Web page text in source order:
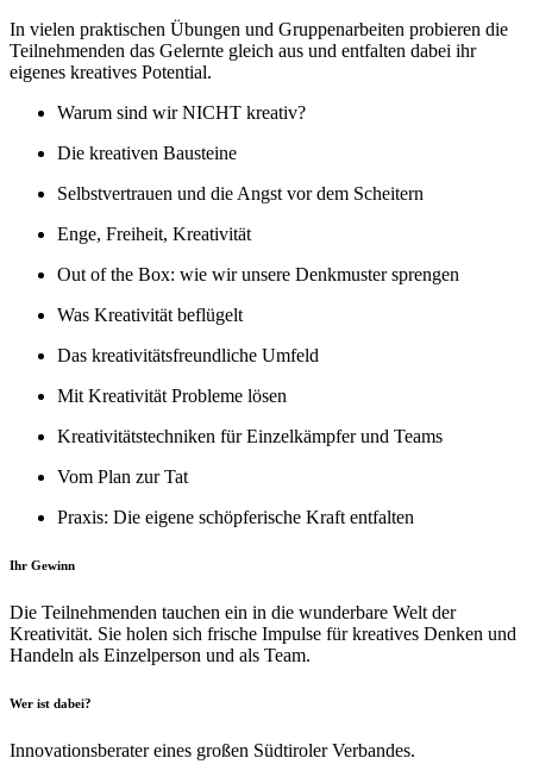
In vielen praktischen Übungen und Gruppenarbeiten probieren die
Teilnehmenden das Gelernte gleich aus und entfalten dabei ihr
eigenes kreatives Potential.
Warum sind wir NICHT kreativ?
Die kreativen Bausteine
Selbstvertrauen und die Angst vor dem Scheitern
Enge, Freiheit, Kreativität
Out of the Box: wie wir unsere Denkmuster sprengen
Was Kreativität beflügelt
Das kreativitätsfreundliche Umfeld
Mit Kreativität Probleme lösen
Kreativitätstechniken für Einzelkämpfer und Teams
Vom Plan zur Tat
Praxis: Die eigene schöpferische Kraft entfalten
Ihr Gewinn
Die Teilnehmenden tauchen ein in die wunderbare Welt der
Kreativität. Sie holen sich frische Impulse für kreatives Denken und
Handeln als Einzelperson und als Team.
Wer ist dabei?
Innovationsberater eines großen Südtiroler Verbandes.